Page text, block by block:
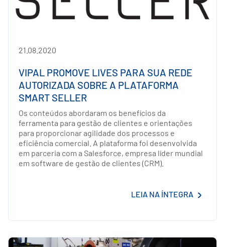
21.08.2020
VIPAL PROMOVE LIVES PARA SUA REDE
AUTORIZADA SOBRE A PLATAFORMA
SMART SELLER
Os conteúdos abordaram os benefícios da
ferramenta para gestão de clientes e orientações
para proporcionar agilidade dos processos e
eficiência comercial. A plataforma foi desenvolvida
em parceria com a Salesforce, empresa líder mundial
em software de gestão de clientes (CRM).
LEIA NA ÍNTEGRA